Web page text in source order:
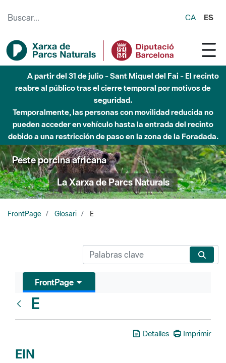
CA ES
A partir del 31 de julio - Sant Miquel del Fai - El recinto
reabre al público tras el cierre temporal por motivos de
seguridad.
Temporalmente, las personas con movilidad reducida no
pueden acceder en vehículo hasta la entrada del recinto
debido a una restricción de paso en la zona de la Foradada.
Peste porcina africana
La Xarxa de Parcs Naturals
FrontPage Glosari E
FrontPage
E
Detalles Imprimir
EIN